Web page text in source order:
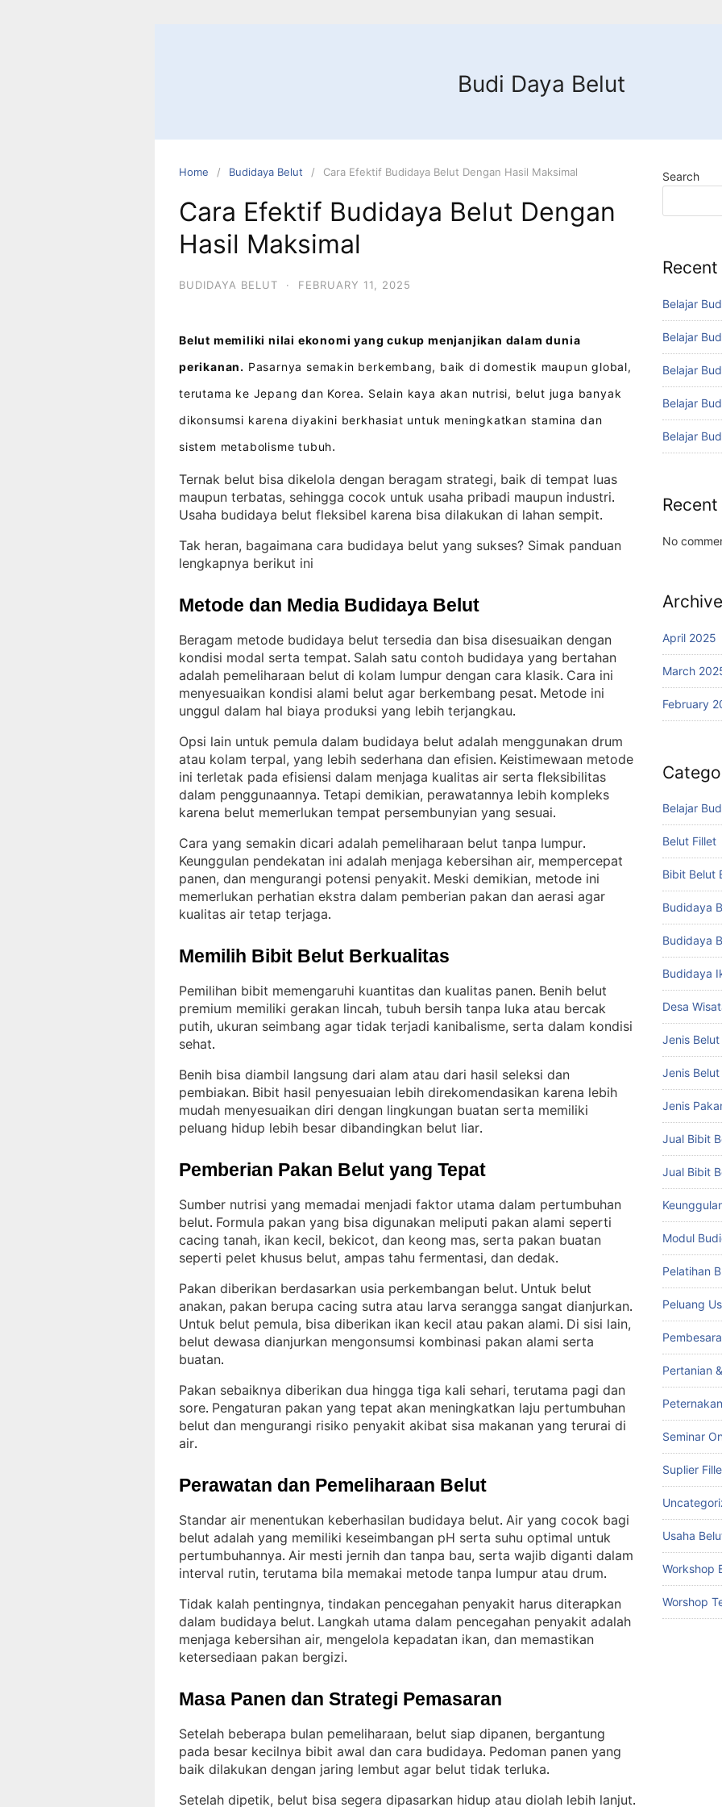
Budi Daya Belut
Home Budidaya Belut Cara Efektif Budidaya Belut Dengan Hasil Maksimal
Cara Efektif Budidaya Belut Dengan
Hasil Maksimal
BUDIDAYA BELUT · FEBRUARY 11, 2025
Belut memiliki nilai ekonomi yang cukup menjanjikan dalam dunia
perikanan. Pasarnya semakin berkembang, baik di domestik maupun global,
terutama ke Jepang dan Korea. Selain kaya akan nutrisi, belut juga banyak
dikonsumsi karena diyakini berkhasiat untuk meningkatkan stamina dan
sistem metabolisme tubuh.
Ternak belut bisa dikelola dengan beragam strategi, baik di tempat luas
maupun terbatas, sehingga cocok untuk usaha pribadi maupun industri
Usaha budidaya belut fleksibel karena bisa dilakukan di lahan sempit.
Tak heran, bagaimana cara budidaya belut yang sukses? Simak panduan
lengkapnya berikut ini
Metode dan Media Budidaya Belut
Beragam metode budidaya belut tersedia dan bisa disesuaikan dengan
kondisi modal serta tempat. Salah satu contoh budidaya yang bertahan
adalah pemeliharaan belut di kolam lumpur dengan cara klasik. Cara ini
menyesuaikan kondisi alami belut agar berkembang pesat. Metode ini
unggul dalam hal biaya produksi yang lebih terjangkau.
Opsi lain untuk pemula dalam budidaya belut adalah menggunakan drum
atau kolam terpal, yang lebih sederhana dan efisien. Keistimewaan metode
ini terletak pada efisiensi dalam menjaga kualitas air serta fleksibilitas
dalam penggunaannya. Tetapi demikian, perawatannya lebih kompleks
karena belut memerlukan tempat persembunyian yang sesuai.
Cara yang semakin dicari adalah pemeliharaan belut tanpa lumpur
Keunggulan pendekatan ini adalah menjaga kebersihan air, mempercepat
panen, dan mengurangi potensi penyakit. Meski demikian, metode ini
memerlukan perhatian ekstra dalam pemberian pakan dan aerasi agar
kualitas air tetap terjaga.
Memilih Bibit Belut Berkualitas
Pemilihan bibit memengaruhi kuantitas dan kualitas panen. Benih belut
premium memiliki gerakan lincah, tubuh bersih tanpa luka atau bercak
putih, ukuran seimbang agar tidak terjadi kanibalisme, serta dalam kondisi
sehat.
Benih bisa diambil langsung dari alam atau dari hasil seleksi dan
pembiakan. Bibit hasil penyesuaian lebih direkomendasikan karena lebih
mudah menyesuaikan diri dengan lingkungan buatan serta memiliki
peluang hidup lebih besar dibandingkan belut liar.
Pemberian Pakan Belut yang Tepat
Sumber nutrisi yang memadai menjadi faktor utama dalam pertumbuhan
belut. Formula pakan yang bisa digunakan meliputi pakan alami seperti
cacing tanah, ikan kecil, bekicot, dan keong mas, serta pakan buatan
seperti pelet khusus belut, ampas tahu fermentasi, dan dedak.
Pakan diberikan berdasarkan usia perkembangan belut. Untuk belut
anakan, pakan berupa cacing sutra atau larva serangga sangat dianjurkan
Untuk belut pemula, bisa diberikan ikan kecil atau pakan alami. Di sisi lain,
belut dewasa dianjurkan mengonsumsi kombinasi pakan alami serta
buatan.
Pakan sebaiknya diberikan dua hingga tiga kali sehari, terutama pagi dan
sore. Pengaturan pakan yang tepat akan meningkatkan laju pertumbuhan
belut dan mengurangi risiko penyakit akibat sisa makanan yang terurai di
air.
Perawatan dan Pemeliharaan Belut
Standar air menentukan keberhasilan budidaya belut. Air yang cocok bagi
belut adalah yang memiliki keseimbangan pH serta suhu optimal untuk
pertumbuhannya. Air mesti jernih dan tanpa bau, serta wajib diganti dalam
interval rutin, terutama bila memakai metode tanpa lumpur atau drum.
Tidak kalah pentingnya, tindakan pencegahan penyakit harus diterapkan
dalam budidaya belut. Langkah utama dalam pencegahan penyakit adalah
menjaga kebersihan air, mengelola kepadatan ikan, dan memastikan
ketersediaan pakan bergizi.
Masa Panen dan Strategi Pemasaran
Setelah beberapa bulan pemeliharaan, belut siap dipanen, bergantung
pada besar kecilnya bibit awal dan cara budidaya. Pedoman panen yang
baik dilakukan dengan jaring lembut agar belut tidak terluka.
Setelah dipetik, belut bisa segera dipasarkan hidup atau diolah lebih lanjut
Search
Belajar
Belajar
Belajar
Belajar
Belajar
No
April 2025
March
February
Belajar
Belut Fillet
Bibit Belut
Budidaya
Budidaya
Budidaya
Desa
Jenis Belut
Jenis Belut
Jenis
Jual Bibit
Jual Bibit
Modul
Pelatihan
Peluang
Pertanian
Seminar
Suplier
Usaha
Workshop
Worshop